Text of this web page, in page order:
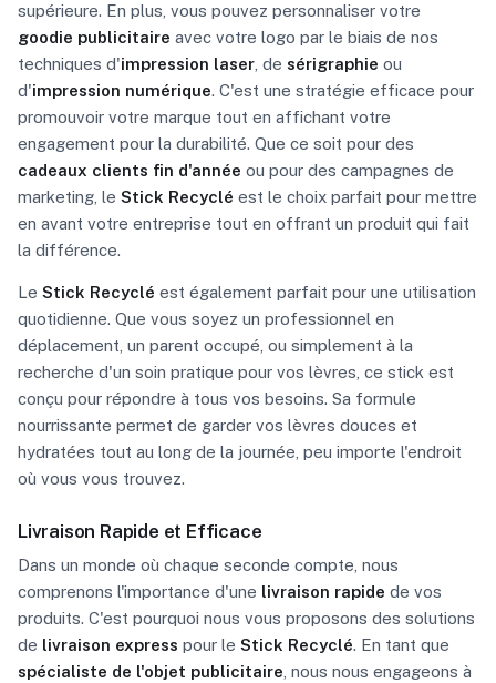
supérieure. En plus, vous pouvez personnaliser votre
goodie publicitaire avec votre logo par le biais de nos
techniques d'impression laser , de sérigraphie ou
d'impression numérique. C'est une stratégie efficace pour
promouvoir votre marque tout en affichant votre
engagement pour la durabilité. Que ce soit pour des
cadeaux clients fin d'année ou pour des campagnes de
marketing, le Stick Recyclé est le choix parfait pour mettre
en avant votre entreprise tout en offrant un produit qui fait
la différence.
Le Stick Recyclé est également parfait pour une utilisation
quotidienne. Que vous soyez un professionnel en
déplacement, un parent occupé, ou simplement à la
recherche d'un soin pratique pour vos lèvres, ce stick est
conçu pour répondre à tous vos besoins. Sa formule
nourrissante permet de garder vos lèvres douces et
hydratées tout au long de la journée, peu importe l'endroit
où vous vous trouvez.
Livraison Rapide et Efficace
Dans un monde où chaque seconde compte, nous
comprenons l'importance d'une livraison rapide de vos
produits. C'est pourquoi nous vous proposons des solutions
de livraison express pour le Stick Recyclé. En tant que
spécialiste de l'objet publicitaire , nous nous engageons à